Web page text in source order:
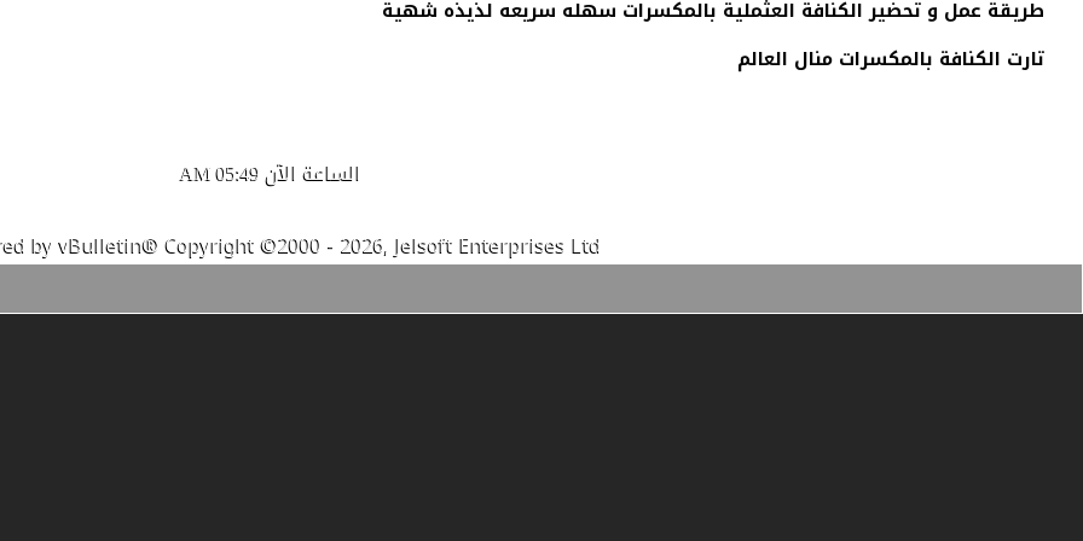
طريقة عمل و تحضير الكنافة العثملية بالمكسرات سهله سريعه لذيذه شهية
تارت الكنافة بالمكسرات منال العالم
الساعة الآن 05:49 AM
by vBulletin® Copyright ©2000 - 2026, Jelsoft Enterprises Ltd.